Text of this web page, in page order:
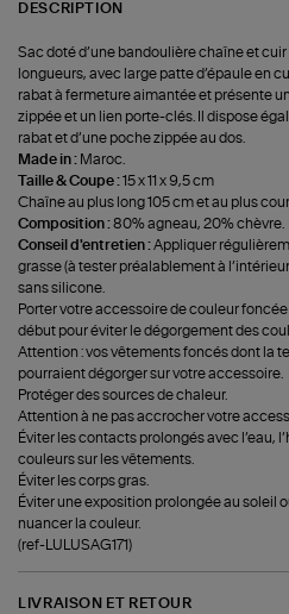
DESCRIPTION
Sac doté d’une bandoulière chaîne et
longueurs, avec large patte d’épaule en
rabat à fermeture aimantée et présente
zippée et un lien porte-clés. Il dispose
rabat et d’une poche zippée au dos.
Made in : Maroc.
Taille & Coupe :15 x 11 x 9,5 cm
Chaîne au plus long 105 cm et au plus
Composition :80% agneau, 20% chèvre.
Conseil d'entretien :Appliquer
grasse (à tester préalablement à
sans silicone.
Porter votre accessoire de couleur
début pour éviter le dégorgement des
Attention : vos vêtements foncés dont la
pourraient dégorger sur votre accessoire.
Protéger des sources de chaleur.
Attention à ne pas accrocher votre
Éviter les contacts prolongés avec l’eau,
couleurs sur les vêtements.
Éviter les corps gras.
Éviter une exposition prolongée au soleil
nuancer la couleur.
(ref-LULUSAG171)
LIVRAISON ET RETOUR